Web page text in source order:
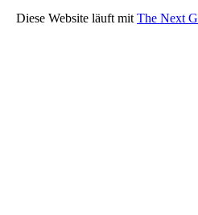
Diese Website läuft mit The Next